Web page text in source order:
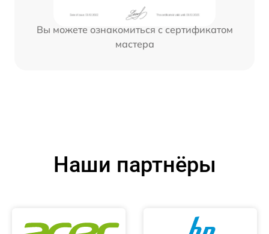
Вы можете ознакомиться с сертификатом
мастера
Наши партнёры